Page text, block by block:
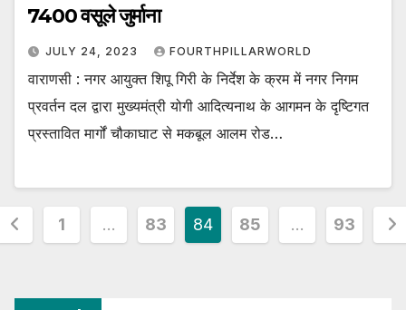
₹7400 वसूले जुर्माना
JULY 24, 2023 FOURTHPILLARWORLD
वाराणसी : नगर आयुक्त शिपू गिरी के निर्देश के क्रम में नगर निगम
प्रवर्तन दल द्वारा मुख्यमंत्री योगी आदित्यनाथ के आगमन के दृष्टिगत
प्रस्तावित मार्गों चौकाघाट से मकबूल आलम रोड…
1 … 83 84 85 … 93